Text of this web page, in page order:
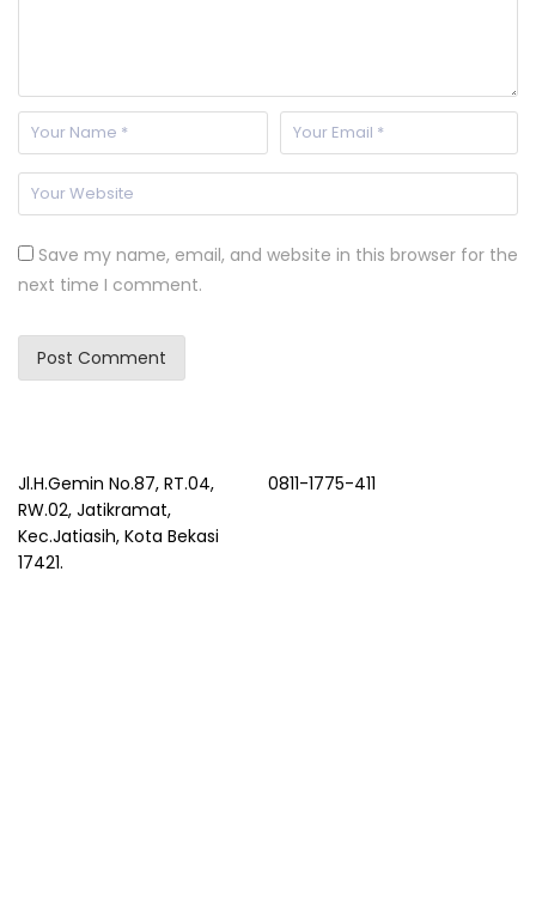
Save my name, email, and website in this browser for the
next time I comment.
Jl.H.Gemin No.87, RT.04,
RW.02, Jatikramat,
Kec.Jatiasih, Kota Bekasi
17421.
0811-1775-411